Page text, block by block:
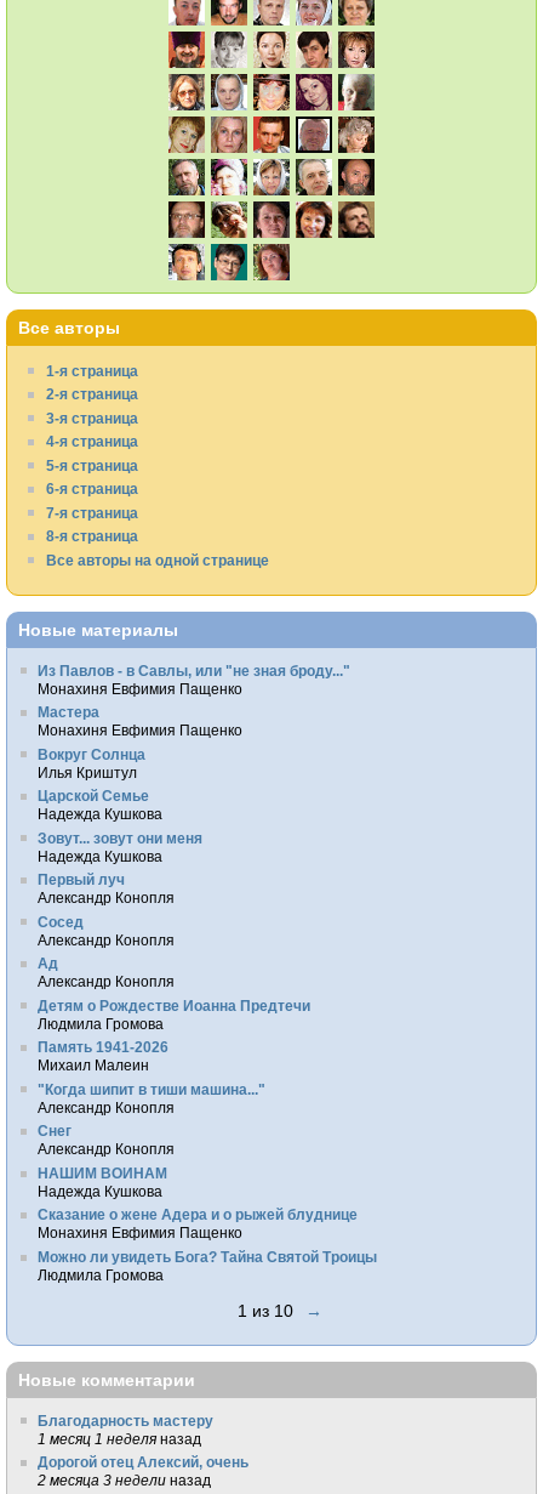
Все авторы
1-я страница
2-я страница
3-я страница
4-я страница
5-я страница
6-я страница
7-я страница
8-я страница
Все авторы на одной странице
Новые материалы
Из Павлов - в Савлы, или "не зная броду..."
Монахиня Евфимия Пащенко
Мастера
Монахиня Евфимия Пащенко
Вокруг Солнца
Илья Криштул
Царской Семье
Надежда Кушкова
Зовут... зовут они меня
Надежда Кушкова
Первый луч
Александр Конопля
Сосед
Александр Конопля
Ад
Александр Конопля
Детям о Рождестве Иоанна Предтечи
Людмила Громова
Память 1941-2026
Михаил Малеин
"Когда шипит в тиши машина..."
Александр Конопля
Снег
Александр Конопля
НАШИМ ВОИНАМ
Надежда Кушкова
Сказание о жене Адера и о рыжей блуднице
Монахиня Евфимия Пащенко
Можно ли увидеть Бога? Тайна Святой Троицы
Людмила Громова
1 из 10 →
Новые комментарии
Благодарность мастеру
1 месяц 1 неделя назад
Дорогой отец Алексий, очень
2 месяца 3 недели назад